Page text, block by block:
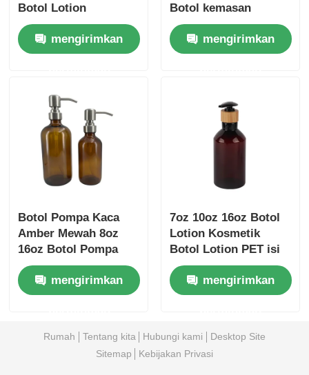
Botol Lotion
Transparan
Disesuaikan Dengan
Kepala Pompa Emas
mengirimkan
Botol kemasan
kosmetik yang dapat
disesuaikanmengirimkan
Botol Pompa Kaca
Amber Mewah 8oz
16oz Botol Pompa
Boston Bulat
mengirimkan
7oz 10oz 16oz Botol
Lotion Kosmetik
Botol Lotion PET isi
ulang Amber
mengirimkan
Rumah Tentang kita Hubungi kami
Desktop Site
Sitemap
Kebijakan Privasi